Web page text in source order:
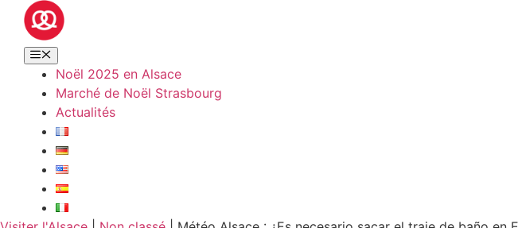
Noël 2025 en Alsace
Marché de Noël Strasbourg
Actualités